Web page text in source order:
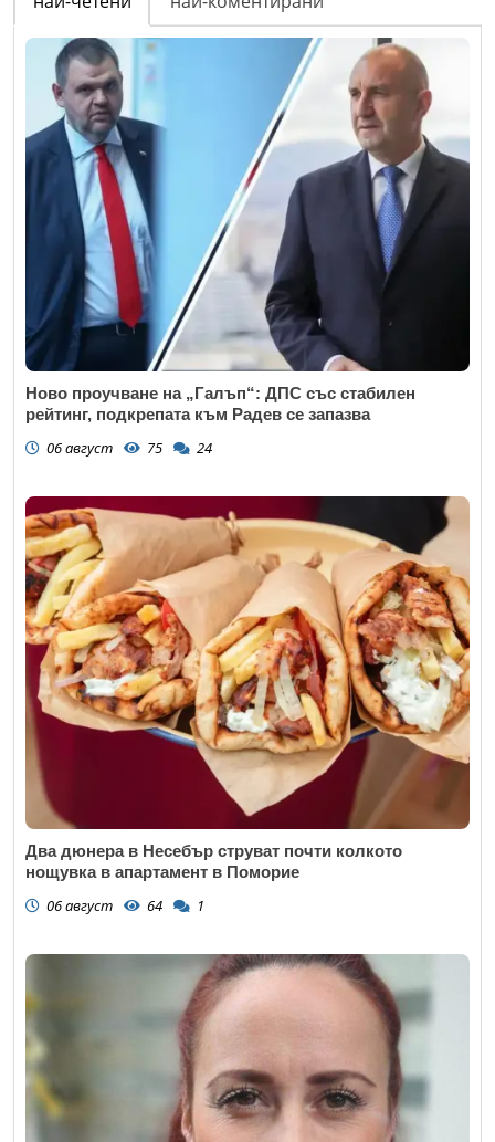
Ново проучване на „Галъп“: ДПС със стабилен
рейтинг, подкрепата към Радев се запазва
06 август 75 24
Два дюнера в Несебър струват почти колкото
нощувка в апартамент в Поморие
06 август 64 1